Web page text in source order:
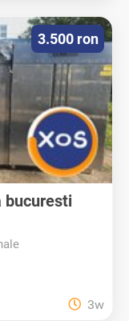
bucuresti
3.500 ron
3w